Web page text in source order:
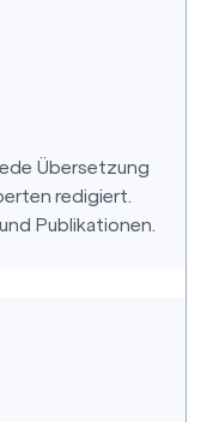
Übersetzung
redigiert.
Publikationen.